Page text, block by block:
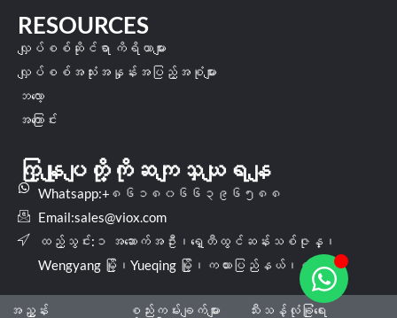
RESOURCES
လျှပ်စစ်ဆိုင်ရာ ကိရိယာများ
လျှပ်စစ်အသုံးအနှုန်းအပြည့်အစုံများ
ဘလော့
အကြောင်း
ကြှနျုပျတို့ကိုဆကျသှယျရနျ
Whatsapp:+၈၆၁၈၀၆၆၃၉၆၅၈၈
Email:sales@viox.com
ထည့်သွင်း:၁ အဆောက်အဦး၊ရှေ့တီထွင်ဆန်းသစ်ဇုန္၊
Wengyang မြို့၊Yueqing မြို့၊ကယားပြည်နယ်၊တရုတ်
အညွှန်း
စည်းကမ်းချက်များ
သီးသန့်လုံခြုံရေး